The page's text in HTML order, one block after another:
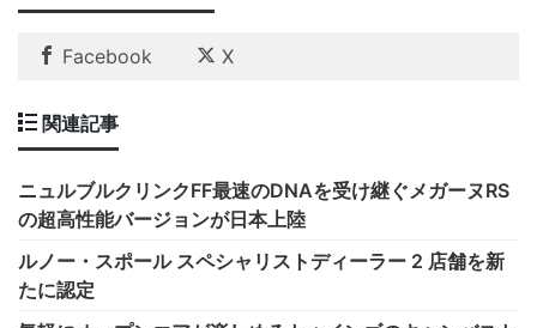
Facebook X
関連記事
ニュルブルクリンクFF最速のDNAを受け継ぐメガーヌRS
の超高性能バージョンが日本上陸
ルノー・スポール スペシャリストディーラー 2 店舗を新
たに認定